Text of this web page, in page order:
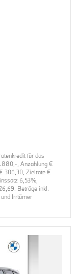
für das
, Anzahlung €
306,30, Zielrate €
6,53%,
Beträge inkl.
Irrtümer